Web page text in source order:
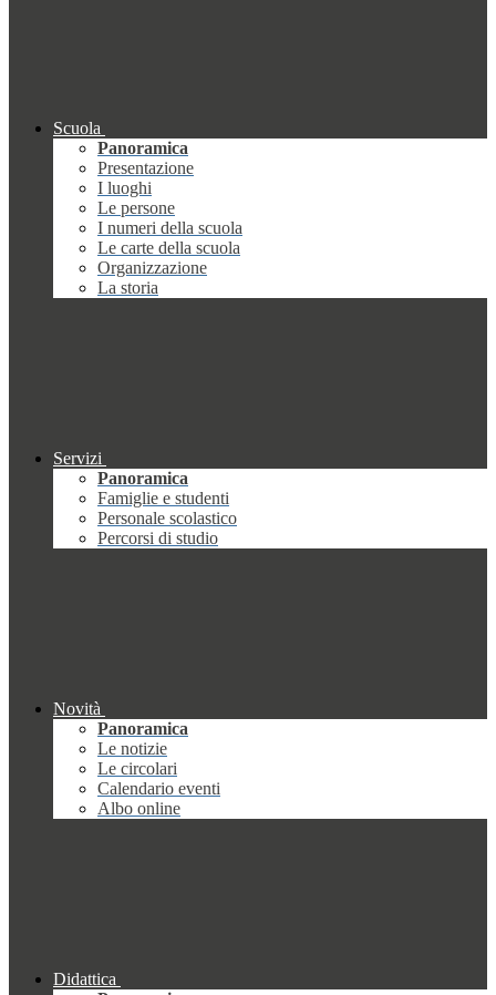
Scuola
Panoramica
Presentazione
I luoghi
Le persone
I numeri della scuola
Le carte della scuola
Organizzazione
La storia
Servizi
Panoramica
Famiglie e studenti
Personale scolastico
Percorsi di studio
Novità
Panoramica
Le notizie
Le circolari
Calendario eventi
Albo online
Didattica